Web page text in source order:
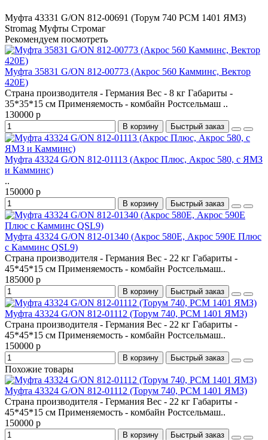
Муфта 43331 G/ON 812-00691 (Торум 740 РСМ 1401 ЯМЗ)
Stromag Муфты Стромаг
Рекомендуем посмотреть
Муфта 35831 G/ON 812-00773 (Акрос 560 Камминс, Вектор
420Е)
Страна производителя - Германия Вес - 8 кг Габариты -
35*35*15 см Применяемость - комбайн Ростсельмаш ..
130000 р
В корзину Быстрый заказ
Муфта 43324 G/ON 812-01113 (Акрос Плюс, Акрос 580, с ЯМЗ
и Камминс)
..
150000 р
В корзину Быстрый заказ
Муфта 43324 G/ON 812-01340 (Акрос 580E, Акрос 590Е Плюс
с Камминс QSL9)
Страна производителя - Германия Вес - 22 кг Габариты -
45*45*15 см Применяемость - комбайн Ростсельмаш..
185000 р
В корзину Быстрый заказ
Муфта 43324 G/ON 812-01112 (Торум 740, РСМ 1401 ЯМЗ)
Страна производителя - Германия Вес - 22 кг Габариты -
45*45*15 см Применяемость - комбайн Ростсельмаш..
150000 р
В корзину Быстрый заказ
Похожие товары
Муфта 43324 G/ON 812-01112 (Торум 740, РСМ 1401 ЯМЗ)
Страна производителя - Германия Вес - 22 кг Габариты -
45*45*15 см Применяемость - комбайн Ростсельмаш..
150000 р
В корзину Быстрый заказ